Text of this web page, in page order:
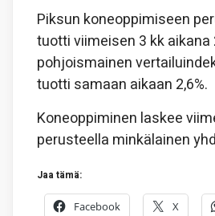
Piksun koneoppimiseen
tuotti viimeisen 3 kk aikana
pohjoismainen
tuotti samaan aikaan 2,6%.
Koneoppiminen laskee
perusteella minkälainen
Jaa tämä:
Facebook X